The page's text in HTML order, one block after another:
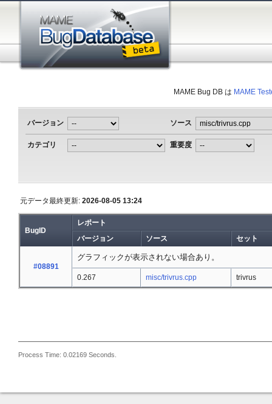
MAME Bug DB は MAME
バージョン ソース
カテゴリ 重要度
元データ最終更新: 2026-08-05 13:24
BugID
レポート
バージョン
ソース セット
#08891
グラフィックが表示されない場合あり。
0.267 misc/trivrus.cpp trivrus
Process Time: 0.02169 Seconds.